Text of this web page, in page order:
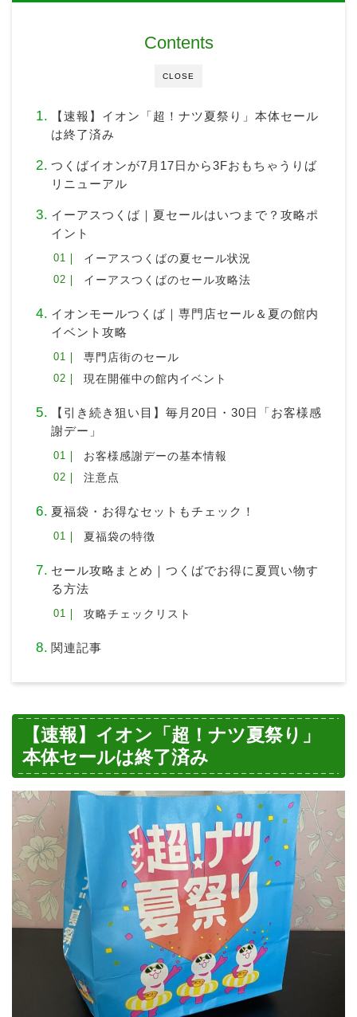
CLOSE
Contents
【速報】イオン「超！ナツ夏祭り」本体セール
は終了済み
つくばイオンが7月17日から3Fおもちゃうりば
リニューアル
イーアスつくば｜夏セールはいつまで？攻略ポ
イント
イーアスつくばの夏セール状況
イーアスつくばのセール攻略法
イオンモールつくば｜専門店セール＆夏の館内
イベント攻略
専門店街のセール
現在開催中の館内イベント
【引き続き狙い目】毎月20日・30日「お客様感
謝デー」
お客様感謝デーの基本情報
注意点
夏福袋・お得なセットもチェック！
夏福袋の特徴
セール攻略まとめ｜つくばでお得に夏買い物す
る方法
攻略チェックリスト
関連記事
【速報】イオン「超！ナツ夏祭り」
本体セールは終了済み